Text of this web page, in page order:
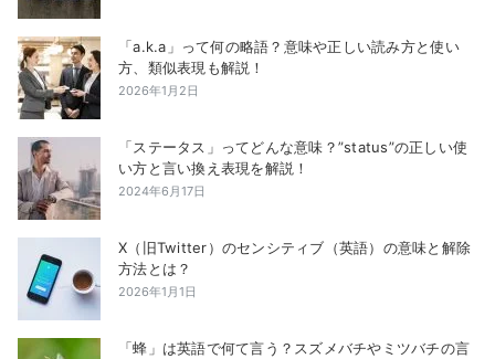
「a.k.a」って何の略語？意味や正しい読み方と使い
方、類似表現も解説！
2026年1月2日
「ステータス」ってどんな意味？”status”の正しい使
い方と言い換え表現を解説！
2024年6月17日
X（旧Twitter）のセンシティブ（英語）の意味と解除
方法とは？
2026年1月1日
「蜂」は英語で何て言う？スズメバチやミツバチの言